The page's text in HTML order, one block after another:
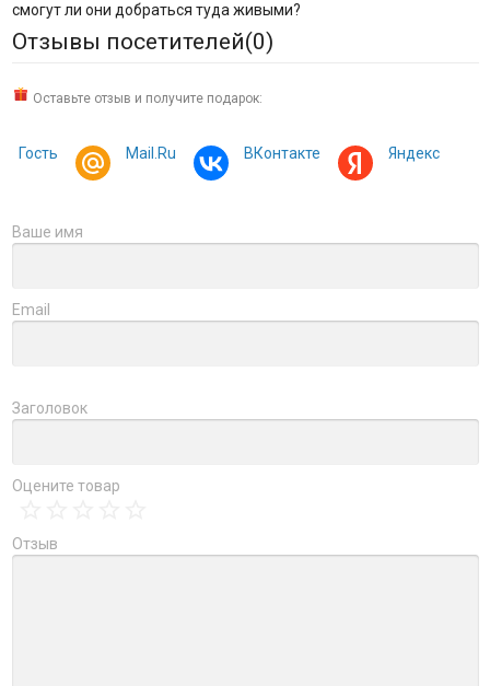
смогут ли они добраться туда живыми?
Отзывы посетителей(0)
Оставьте отзыв и получите подарок:
Гость Mail.Ru ВКонтакте Яндекс
Ваше имя
Email
Заголовок
Оцените товар
Отзыв